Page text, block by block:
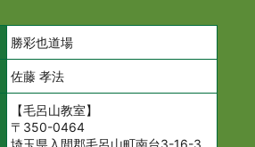
勝彩也道場
佐藤 孝法
【毛呂山教室】
〒350-0464